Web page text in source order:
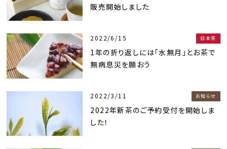
販売開始しました
2022/6/15 日本茶
1年の折り返しには「水無月」とお茶で
無病息災を願おう
2022/3/11 お知らせ
2022年新茶のご予約受付を開始しま
した！